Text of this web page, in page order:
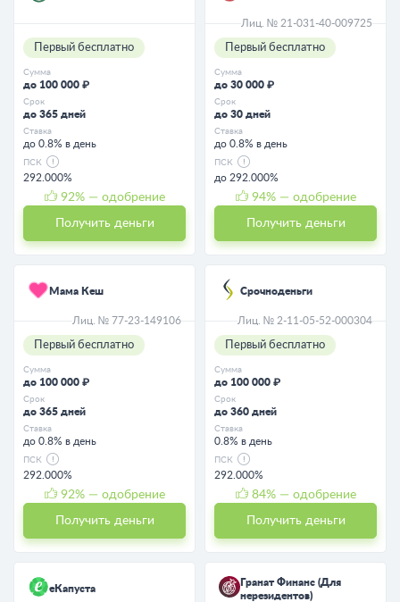
Первый бесплатно
Сумма
до 100 000 ₽
Срок
до 365 дней
Ставка
до 0.8% в день
ПСК
292.000%
92% — одобрение
Получить деньги
Лиц. № 21-031-40-009725
Первый бесплатно
Сумма
до 30 000 ₽
Срок
до 30 дней
Ставка
до 0.8% в день
ПСК
до 292.000%
94% — одобрение
Получить деньги
Мама Кеш
Лиц. № 77-23-149106
Первый бесплатно
Сумма
до 100 000 ₽
Срок
до 365 дней
Ставка
до 0.8% в день
ПСК
292.000%
92% — одобрение
Получить деньги
Срочноденьги
Лиц. № 2-11-05-52-000304
Первый бесплатно
Сумма
до 100 000 ₽
Срок
до 360 дней
Ставка
0.8% в день
ПСК
292.000%
84% — одобрение
Получить деньги
еКапуста
Гранат Финанс (Для
нерезидентов)